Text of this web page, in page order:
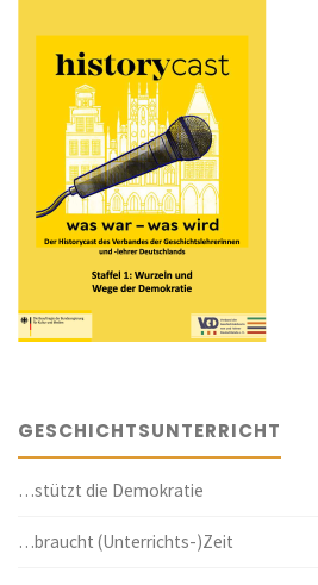
GESCHICHTSUNTERRICHT
…stützt die Demokratie
…braucht (Unterrichts-)Zeit